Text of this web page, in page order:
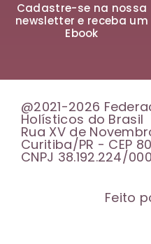
Cadastre-se na nossa
newsletter e receba um
Ebook
@2021-2026
Holísticos do Brasil
Rua XV de
Curitiba/PR - CEP
CNPJ 38.192.224/
Feito